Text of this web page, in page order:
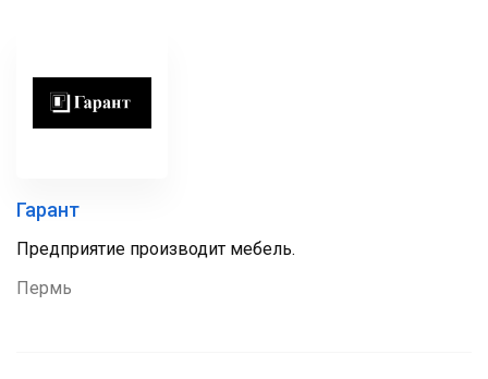
Гарант
Предприятие производит мебель.
Пермь